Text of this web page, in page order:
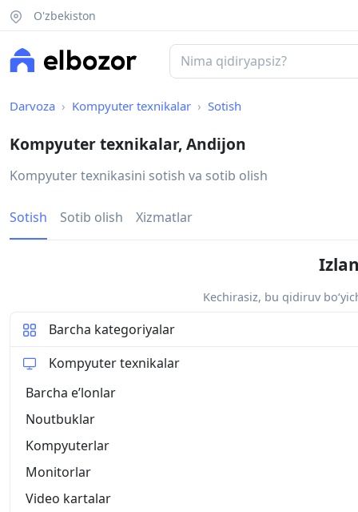
O'zbekiston
Darvoza Kompyuter texnikalar Sotish
Kompyuter texnikalar, Andijon
Kompyuter texnikasini sotish va sotib olish
Sotish Sotib olish Xizmatlar
Kechirasiz, bu qidiruv
Barcha kategoriyalar
Kompyuter texnikalar
Barcha eʼlonlar
Noutbuklar
Kompyuterlar
Monitorlar
Video kartalar